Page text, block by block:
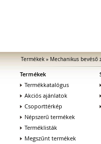
Termékek» Mechanikus bevéső
Termékek
Termékkatalógus
Akciós ajánlatok
Csoporttérkép
Népszerű termékek
Terméklisták
Megszűnt termékek